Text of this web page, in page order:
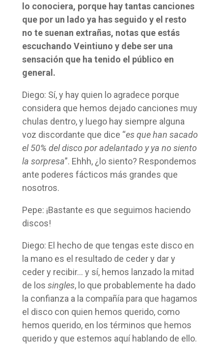
lo conociera, porque hay tantas canciones
que por un lado ya has seguido y el resto
no te suenan extrañas, notas que estás
escuchando Veintiuno y debe ser una
sensación que ha tenido el público en
general.
Diego: Sí, y hay quien lo agradece porque
considera que hemos dejado canciones muy
chulas dentro, y luego hay siempre alguna
voz discordante que dice “es que han sacado
el 50% del disco por adelantado y ya no siento
la sorpresa”. Ehhh, ¿lo siento? Respondemos
ante poderes fácticos más grandes que
nosotros.
Pepe: ¡Bastante es que seguimos haciendo
discos!
Diego: El hecho de que tengas este disco en
la mano es el resultado de ceder y dar y
ceder y recibir… y sí, hemos lanzado la mitad
de los singles, lo que probablemente ha dado
la confianza a la compañía para que hagamos
el disco con quien hemos querido, como
hemos querido, en los términos que hemos
querido y que estemos aquí hablando de ello.